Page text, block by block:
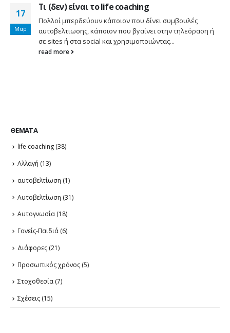
17
Μαρ
Τι (δεν) είναι το life coaching
Πολλοί μπερδεύουν κάποιον που δίνει συμβουλές
αυτοβελτιωσης, κάποιον που βγαίνει στην τηλεόραση ή
σε sites ή στα social και χρησιμοποιώντας...
read more
ΘΈΜΑΤΑ
life coaching (38)
Αλλαγή (13)
αυτοβελτίωση (1)
Αυτοβελτίωση (31)
Αυτογνωσία (18)
Γονείς-Παιδιά (6)
Διάφορες (21)
Προσωπικός χρόνος (5)
Στοχοθεσία (7)
Σχέσεις (15)